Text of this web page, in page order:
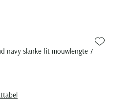
navy slanke fit mouwlengte 7
Zet bij